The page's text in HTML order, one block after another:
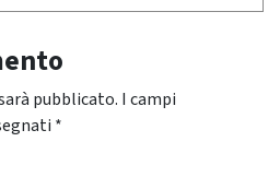
pubblicato. I campi
*